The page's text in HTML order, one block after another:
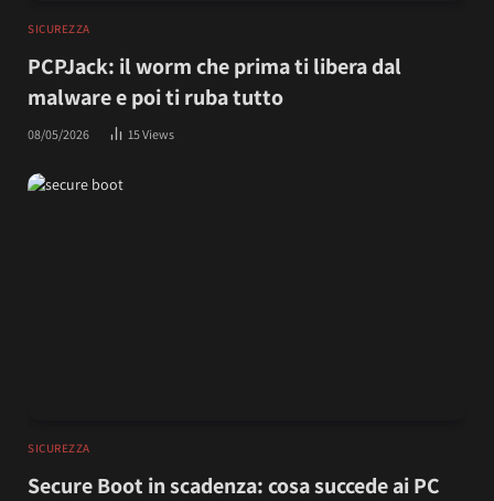
SICUREZZA
PCPJack: il worm che prima ti libera dal
malware e poi ti ruba tutto
08/05/2026 15Views
SICUREZZA
Secure Boot in scadenza: cosa succede ai PC